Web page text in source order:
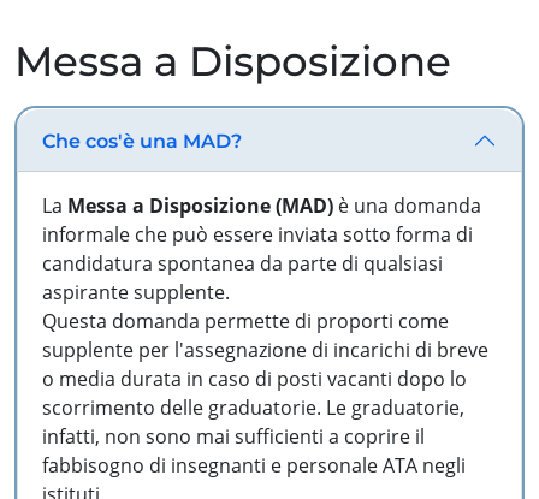
Messa a Disposizione
Che cos'è una MAD?
La Messa a Disposizione (MAD) è una domanda
informale che può essere inviata sotto forma di
candidatura spontanea da parte di qualsiasi
aspirante supplente.
Questa domanda permette di proporti come
supplente per l'assegnazione di incarichi di breve
o media durata in caso di posti vacanti dopo lo
scorrimento delle graduatorie. Le graduatorie,
infatti, non sono mai sufficienti a coprire il
fabbisogno di insegnanti e personale ATA negli